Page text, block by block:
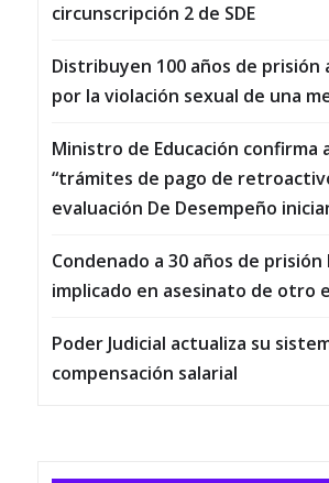
circunscripción 2 de SDE
Distribuyen 100 años de prisión
por la violación sexual de una
Ministro de Educación confirma
“trámites de pago de
evaluación De Desempeño
Condenado a 30 años de
implicado en asesinato de otro
Poder Judicial actualiza su
compensación salarial